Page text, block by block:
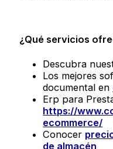
¿Qué servicios
Descubra
Los mejores
documental en
Erp para
https://
ecommerce/
Conocer
de almacén